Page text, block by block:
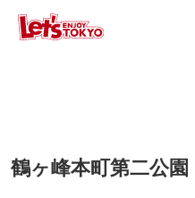
鶴ヶ峰本町第二公園